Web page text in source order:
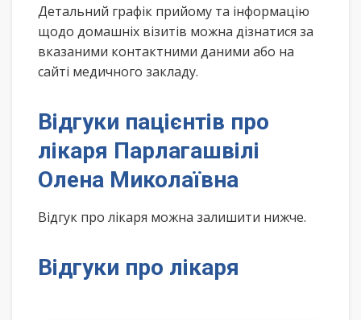
Детальний графік прийому та інформацію
щодо домашніх візитів можна дізнатися за
вказаними контактними даними або на
сайті медичного закладу.
Відгуки пацієнтів про
лікаря Парлагашвілі
Олена Миколаївна
Відгук про лікаря можна залишити нижче.
Відгуки про лікаря